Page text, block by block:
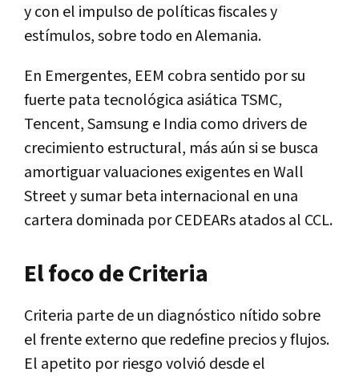
y con el impulso de políticas fiscales y
estímulos, sobre todo enAlemania.
En Emergentes, EEM cobra sentido por su
fuerte pata tecnológica asiática TSMC,
Tencent,Samsung e India como drivers de
crecimiento estructural, más aún si se busca
amortiguar valuacionesexigentes en Wall
Street y sumar beta internacional en una
cartera dominada por CEDEARs atados al CCL.
El foco de Criteria
Criteria parte de un diagnóstico nítido sobre
el frente externo que redefine precios y flujos.
El apetito por riesgovolvió desde el